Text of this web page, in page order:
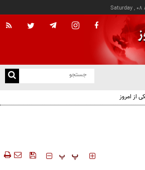
Saturday , 08
از امروز
‍‍‍ پ پ